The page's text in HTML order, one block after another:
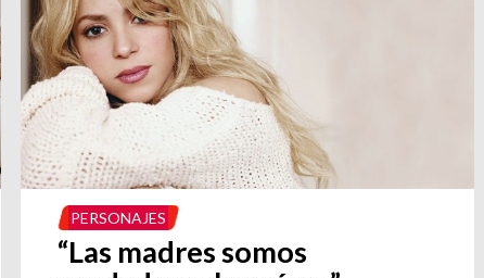
PERSONAJES
“Las madres somos